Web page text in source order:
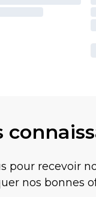
pour recevoir
nos bonnes